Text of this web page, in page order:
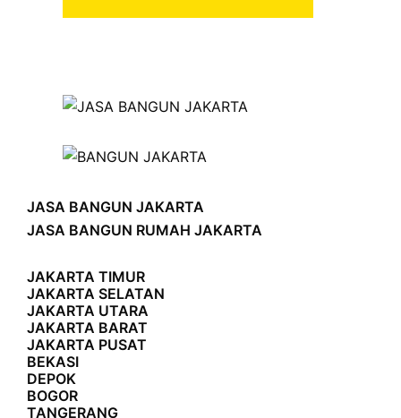
JASA BANGUN JAKARTA
JASA BANGUN RUMAH JAKARTA
JAKARTA TIMUR
JAKARTA SELATAN
JAKARTA UTARA
JAKARTA BARAT
JAKARTA PUSAT
BEKASI
DEPOK
BOGOR
TANGERANG